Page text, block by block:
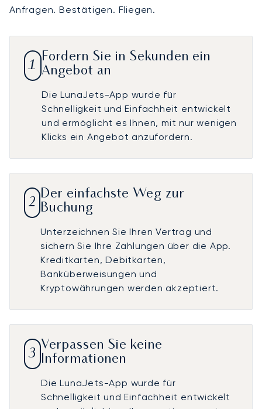
Anfragen. Bestätigen. Fliegen.
1
Fordern Sie in Sekunden ein
Angebot an
Die LunaJets-App wurde für
Schnelligkeit und Einfachheit entwickelt
und ermöglicht es Ihnen, mit nur wenigen
Klicks ein Angebot anzufordern.
2
Der einfachste Weg zur
Buchung
Unterzeichnen Sie Ihren Vertrag und
sichern Sie Ihre Zahlungen über die App.
Kreditkarten, Debitkarten,
Banküberweisungen und
Kryptowährungen werden akzeptiert.
3
Verpassen Sie keine
Informationen
Die LunaJets-App wurde für
Schnelligkeit und Einfachheit entwickelt